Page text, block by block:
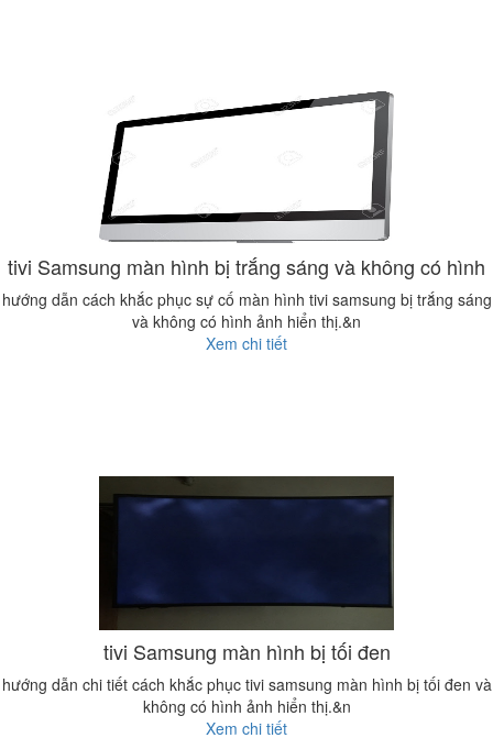
tivi Samsung màn hình bị trắng sáng và không có hình
hướng dẫn cách khắc phục sự cố màn hình tivi samsung bị trắng sáng
và không có hình ảnh hiển thị.&n
Xem chi tiết
tivi Samsung màn hình bị tối đen
hướng dẫn chi tiết cách khắc phục tivi samsung màn hình bị tối đen và
không có hình ảnh hiển thị.&n
Xem chi tiết